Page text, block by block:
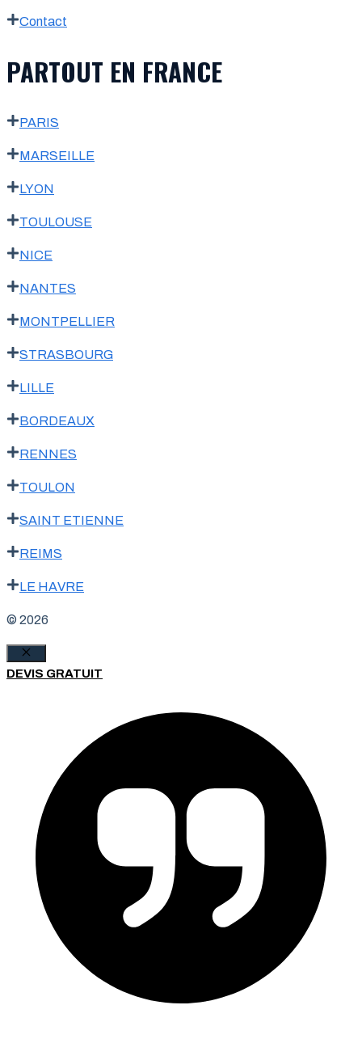
Contact
PARTOUT EN FRANCE
PARIS
MARSEILLE
LYON
TOULOUSE
NICE
NANTES
MONTPELLIER
STRASBOURG
LILLE
BORDEAUX
RENNES
TOULON
SAINT ETIENNE
REIMS
LE HAVRE
© 2026
Fermer
DEVIS GRATUIT